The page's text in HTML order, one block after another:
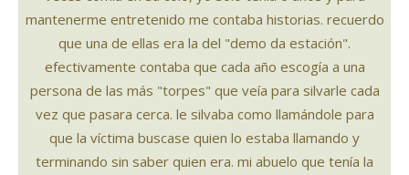
mantenerme entretenido me contaba historias. recuerdo
que una de ellas era la del "demo da estación".
efectivamente contaba que cada año escogía a una
persona de las más "torpes" que veía para silvarle cada
vez que pasara cerca. le silvaba como llamándole para
que la víctima buscase quien lo estaba llamando y
terminando sin saber quien era. mi abuelo que tenía la